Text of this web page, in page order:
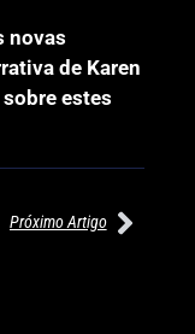
novas
de Karen
estes
Próximo Artigo